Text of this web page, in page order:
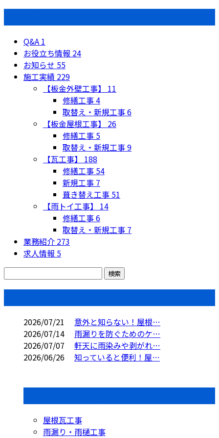
Q&A 1
お役立ち情報 24
お知らせ 55
施工実績 229
【板金外壁工事】 11
修繕工事4
取替え・新規工事6
【板金屋根工事】 26
修繕工事 5
取替え・新規工事9
【瓦工事】 188
修繕工事 54
新規工事 7
葺き替え工事 51
【雨トイ工事】 14
修繕工事6
取替え・新規工事 7
業務紹介 273
求人情報 5
2026/07/21
意外と知らない！屋根…
2026/07/14
雨漏りを防ぐためのケ…
2026/07/07
軒天に雨染みや剥がれ…
2026/06/26
知っていると便利！屋…
屋根瓦工事
雨漏り・雨樋工事